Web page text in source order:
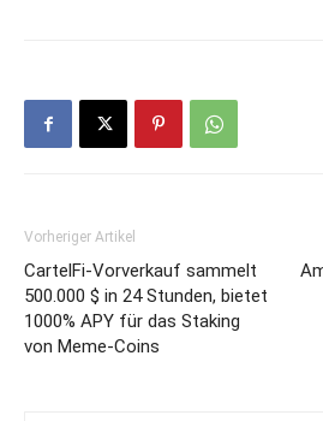
Vorheriger Artikel
CartelFi-Vorverkauf sammelt
500.000 $ in 24 Stunden, bietet
1000% APY für das Staking
von Meme-Coins